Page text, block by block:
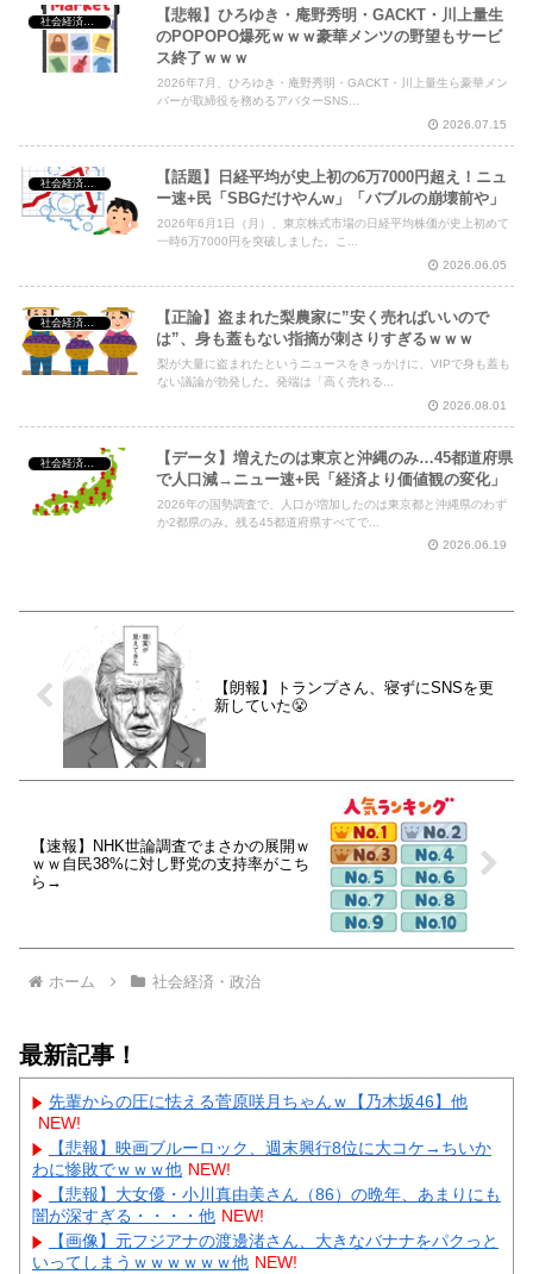
【悲報】ひろゆき・庵野秀明・GACKT・川上量生
のPOPOPO爆死ｗｗｗ豪華メンツの野望もサービ
ス終了ｗｗｗ
2026年7月、ひろゆき・庵野秀明・GACKT・川上量生ら豪華メン
バーが取締役を務めるアバターSNS...
2026.07.15
【話題】日経平均が史上初の6万7000円超え！ニュ
ー速+民「SBGだけやんw」「バブルの崩壊前や」
2026年6月1日（月）、東京株式市場の日経平均株価が史上初めて
一時6万7000円を突破しました。こ...
2026.06.05
社会経済・政治
【正論】盗まれた梨農家に”安く売ればいいので
は”、身も蓋もない指摘が刺さりすぎるｗｗｗ
梨が大量に盗まれたというニュースをきっかけに、VIPで身も蓋も
ない議論が勃発した。発端は「高く売れる...
2026.08.01
社会経済・政治
【データ】増えたのは東京と沖縄のみ…45都道府県
で人口減→ニュー速+民「経済より価値観の変化」
2026年の国勢調査で、人口が増加したのは東京都と沖縄県のわず
か2都県のみ。残る45都道府県すべてで...
2026.06.19
【朗報】トランプさん、寝ずにSNSを更
新していた😤
【速報】NHK世論調査でまさかの展開ｗ
ｗｗ自民38%に対し野党の支持率がこち
ら→
ホーム 社会経済・政治
最新記事！
先輩からの圧に怯える菅原咲月ちゃんｗ【乃木坂46】他
NEW!
【悲報】映画ブルーロック、週末興行8位に大コケ→ちいか
わに惨敗でｗｗｗ他 NEW!
【悲報】大女優・小川真由美さん（86）の晩年、あまりにも
闇が深すぎる・・・・他 NEW!
【画像】元フジアナの渡邊渚さん、大きなバナナをパクっと
いってしまうｗｗｗｗｗｗ他 NEW!